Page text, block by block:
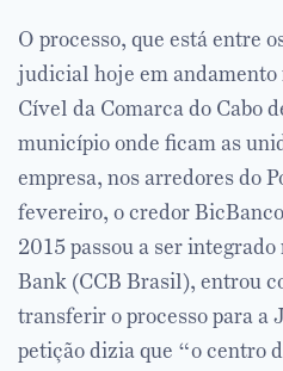
O processo, que está entre
judicial hoje em andamento
Cível da Comarca do Cabo
município onde ficam as
empresa, nos arredores do
fevereiro, o credor
2015 passou a ser
Bank (CCB Brasil), entrou
transferir o processo para a
petição dizia que “o centro